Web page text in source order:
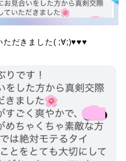
ただきました( ;∀;)♥♥♥